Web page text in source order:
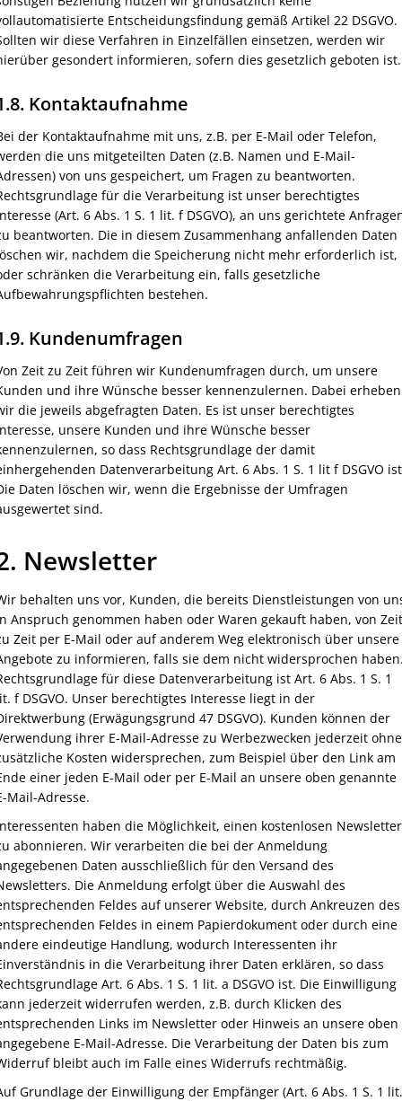
Entscheidungsfindung gemäß Artikel 22 DSGVO.
wir diese Verfahren in Einzelfällen einsetzen, werden wir
gesondert informieren, sofern dies gesetzlich geboten ist.
Kontaktaufnahme
der Kontaktaufnahme mit uns, z.B. per E-Mail oder Telefon,
die uns mitgeteilten Daten (z.B. Namen und E-Mail-
von uns gespeichert, um Fragen zu beantworten.
für die Verarbeitung ist unser berechtigtes
(Art. 6 Abs. 1 S. 1 lit. f DSGVO), an uns gerichtete
beantworten. Die in diesem Zusammenhang anfallenden Daten
wir, nachdem die Speicherung nicht mehr erforderlich ist,
schränken die Verarbeitung ein, falls gesetzliche
bestehen.
Kundenumfragen
Zeit zu Zeit führen wir Kundenumfragen durch, um unsere
und ihre Wünsche besser kennenzulernen. Dabei erheben
die jeweils abgefragten Daten. Es ist unser berechtigtes
unsere Kunden und ihre Wünsche besser
so dass Rechtsgrundlage der damit
Datenverarbeitung Art. 6 Abs. 1 S. 1 lit f DSGVO
Daten löschen wir, wenn die Ergebnisse der Umfragen
sind.
Newsletter
behalten uns vor, Kunden, die bereits Dienstleistungen von
Anspruch genommen haben oder Waren gekauft haben, von Zeit
Zeit per E-Mail oder auf anderem Weg elektronisch über unsere
zu informieren, falls sie dem nicht widersprochen
für diese Datenverarbeitung ist Art. 6 Abs. 1 S. 1
f DSGVO. Unser berechtigtes Interesse liegt in der
(Erwägungsgrund 47 DSGVO). Kunden können der
ihrer E-Mail-Adresse zu Werbezwecken jederzeit ohne
Kosten widersprechen, zum Beispiel über den Link am
einer jeden E-Mail oder per E-Mail an unsere oben genannte
Mail-Adresse.
haben die Möglichkeit, einen kostenlosen Newsletter
abonnieren. Wir verarbeiten die bei der Anmeldung
Daten ausschließlich für den Versand des
Die Anmeldung erfolgt über die Auswahl des
Feldes auf unserer Website, durch Ankreuzen des
Feldes in einem Papierdokument oder durch eine
eindeutige Handlung, wodurch Interessenten ihr
in die Verarbeitung ihrer Daten erklären, so dass
Art. 6 Abs. 1 S. 1 lit. a DSGVO ist. Die Einwilligung
jederzeit widerrufen werden, z.B. durch Klicken des
Links im Newsletter oder Hinweis an unsere oben
E-Mail-Adresse. Die Verarbeitung der Daten bis zum
bleibt auch im Falle eines Widerrufs rechtmäßig.
Grundlage der Einwilligung der Empfänger (Art. 6 Abs. 1 S. 1 lit.